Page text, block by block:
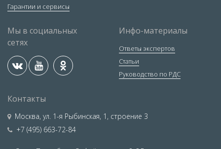
Гарантии и сервисы
Мы в социальных
сетях
Инфо-материалы
Ответы экспертов
Статьи
Руководство по РДС
Контакты
Москва, ул. 1-я Рыбинская, 1, строение 3
+7 (495) 663-72-84